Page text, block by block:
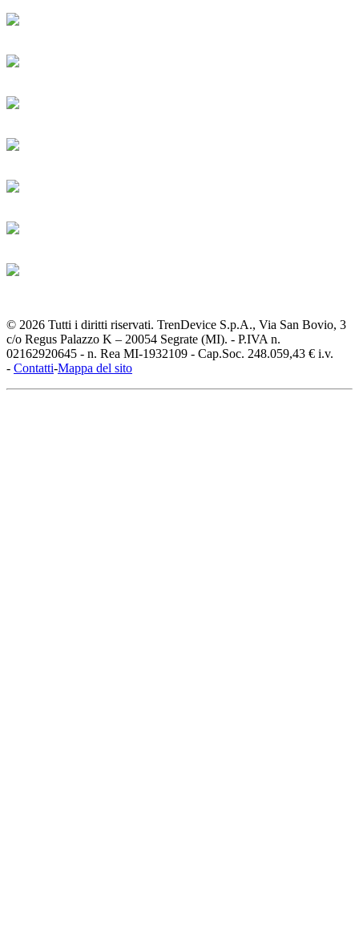
© 2026 Tutti i diritti riservati. TrenDevice S.p.A., Via San Bovio, 3
c/o Regus Palazzo K – 20054 Segrate (MI). - P.IVA n.
02162920645 - n. Rea MI-1932109 - Cap.Soc. 248.059,43 € i.v.
- Contatti-Mappa del sito